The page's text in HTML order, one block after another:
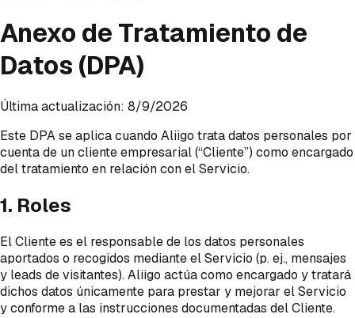
Anexo de Tratamiento de
Datos (DPA)
Última actualización: 8/9/2026
Este DPA se aplica cuando Aliigo trata datos personales por
cuenta de un cliente empresarial (“Cliente”) como encargado
del tratamiento en relación con el Servicio.
1. Roles
El Cliente es el responsable de los datos personales
aportados o recogidos mediante el Servicio (p. ej., mensajes
y leads de visitantes). Aliigo actúa como encargado y tratará
dichos datos únicamente para prestar y mejorar el Servicio
y conforme a las instrucciones documentadas del Cliente.